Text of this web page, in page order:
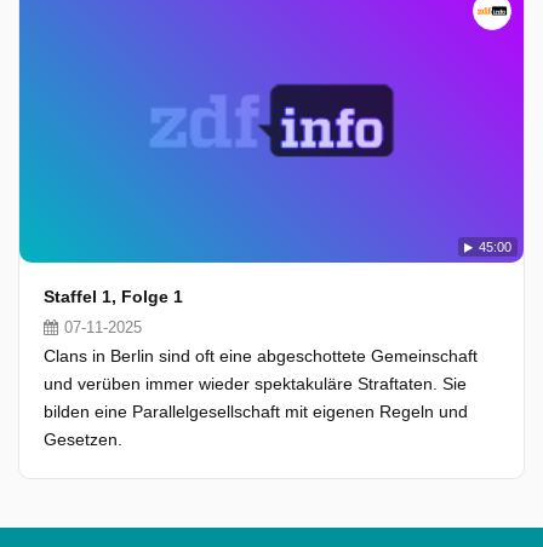
45:00
Staffel 1, Folge 1
07-11-2025
Clans in Berlin sind oft eine abgeschottete Gemeinschaft
und verüben immer wieder spektakuläre Straftaten. Sie
bilden eine Parallelgesellschaft mit eigenen Regeln und
Gesetzen.